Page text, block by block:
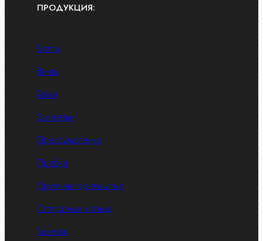
ПРОДУКЦИЯ:
Болты
Винты
Гайки
Заклепки
Пресс-масленки
Пробки
Пружины тарельчатые
Стопорные кольца
Такелаж